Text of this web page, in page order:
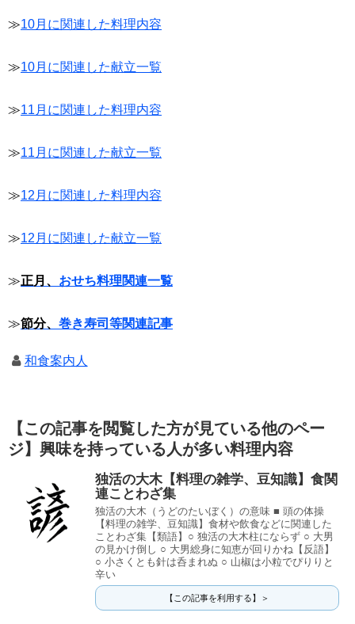
≫10月に関連した料理内容
≫10月に関連した献立一覧
≫11月に関連した料理内容
≫11月に関連した献立一覧
≫12月に関連した料理内容
≫12月に関連した献立一覧
≫正月、 おせち料理関連一覧
≫節分、 巻き寿司等関連記事
和食案内人
【この記事を閲覧した方が見ている他のペー
ジ】興味を持っている人が多い料理内容
独活の大木【料理の雑学、豆知識】食関
連ことわざ集
独活の大木（うどのたいぼく）の意味 ■ 頭の体操
【料理の雑学、豆知識】食材や飲食などに関連した
ことわざ集【類語】○ 独活の大木柱にならず ○ 大男
の見かけ倒し ○ 大男総身に知恵が回りかね【反語】
○ 小さくとも針は呑まれぬ ○ 山椒は小粒でぴりりと
辛い
【この記事を利用する】＞